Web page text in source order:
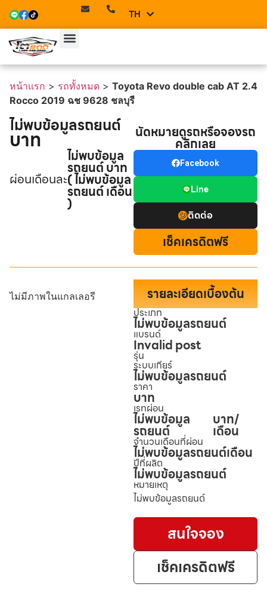
TH
EN
หน้าแรก > รถทั้งหมด > Toyota Revo double cab AT 2.4
Rocco 2019 ฉช 9628 ชลบุรี
ไม่พบข้อมูลรถยนต์
บาท
ผ่อนเดือนละ
ไม่พบข้อมูล
รถยนต์ บาท
( ไม่พบข้อมูล
รถยนต์ เดือน
)
นัดหมายดูรถหรือจองรถ
คลิกเลย
Facebook
Line
ติดต่อ
เช็คเครดิตฟรี
ไม่มีภาพในแกลเลอรี รายละเอียดเบื้องต้น
ประเภท
ไม่พบข้อมูลรถยนต์
แบรนด์
Invalid post
รุ่น
ระบบเกียร์
ไม่พบข้อมูลรถยนต์
ราคา
บาท
เรทผ่อน
ไม่พบข้อมูล
รถยนต์
บาท/
เดือน
จำนวนเดือนที่ผ่อน
ไม่พบข้อมูลรถยนต์เดือน
ปีที่ผลิต
ไม่พบข้อมูลรถยนต์
หมายเหตุ
ไม่พบข้อมูลรถยนต์
สนใจจอง
เช็คเครดิตฟรี